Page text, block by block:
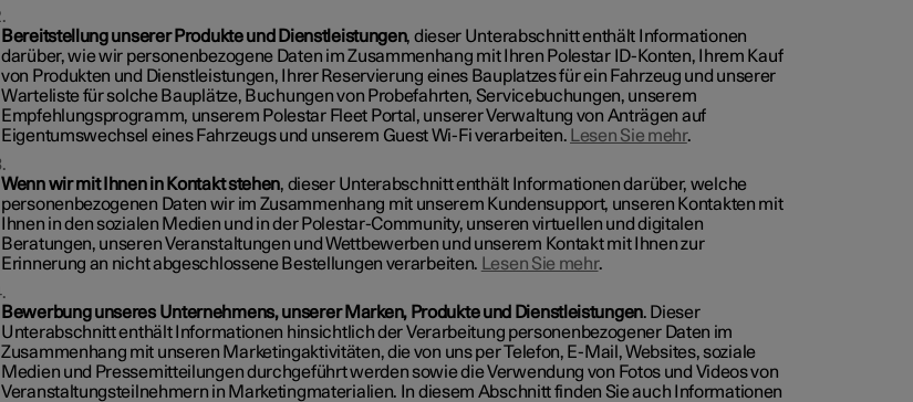
Bereitstellung unserer Produkte und Dienstleistungen, dieser Unterabschnitt enthält Informationen
darüber, wie wir personenbezogene Daten im Zusammenhang mit Ihren Polestar ID-Konten, Ihrem Kauf
von Produkten und Dienstleistungen, Ihrer Reservierung eines Bauplatzes für ein Fahrzeug und unserer
Warteliste für solche Bauplätze, Buchungen von Probefahrten, Servicebuchungen, unserem
Empfehlungsprogramm, unserem Polestar Fleet Portal, unserer Verwaltung von Anträgen auf
Eigentumswechsel eines Fahrzeugs und unserem Guest Wi-Fi verarbeiten. Lesen Sie mehr.
Wenn wir mit Ihnen in Kontakt stehen, dieser Unterabschnitt enthält Informationen darüber, welche
personenbezogenen Daten wir im Zusammenhang mit unserem Kundensupport, unseren Kontakten mit
Ihnen in den sozialen Medien und in der Polestar-Community, unseren virtuellen und digitalen
Beratungen, unseren Veranstaltungen und Wettbewerben und unserem Kontakt mit Ihnen zur
Erinnerung an nicht abgeschlossene Bestellungen verarbeiten. Lesen Sie mehr.
Bewerbung unseres Unternehmens, unserer Marken, Produkte und Dienstleistungen. Dieser
Unterabschnitt enthält Informationen hinsichtlich der Verarbeitung personenbezogener Daten im
Zusammenhang mit unseren Marketingaktivitäten, die von uns per Telefon, E-Mail, Websites, soziale
Medien und Pressemitteilungen durchgeführt werden sowie die Verwendung von Fotos und Videos von
Veranstaltungsteilnehmern in Marketingmaterialien. In diesem Abschnitt finden Sie auch Informationen